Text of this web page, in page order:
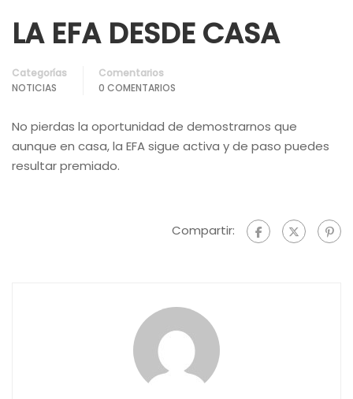
LA EFA DESDE CASA
Categorías
NOTICIAS
Comentarios
0 COMENTARIOS
No pierdas la oportunidad de demostrarnos que
aunque en casa, la EFA sigue activa y de paso puedes
resultar premiado.
Compartir: